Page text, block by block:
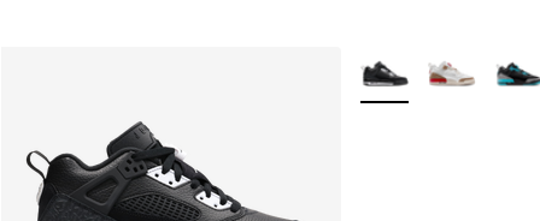
Weitere Farben